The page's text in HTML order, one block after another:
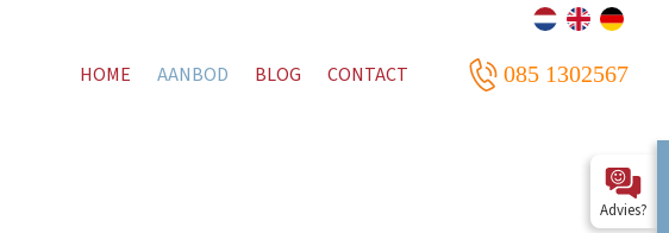
HOME AANBOD BLOG CONTACT 085 1302567
Advies?